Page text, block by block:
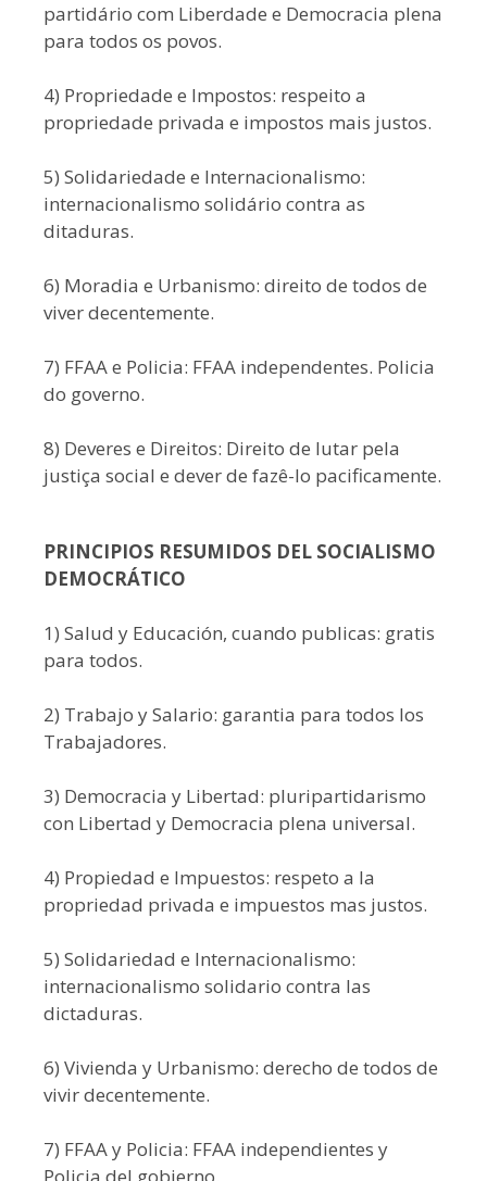
partidário com Liberdade e Democracia plena
para todos os povos.
4) Propriedade e Impostos: respeito a
propriedade privada e impostos mais justos.
5) Solidariedade e Internacionalismo:
internacionalismo solidário contra as
ditaduras.
6) Moradia e Urbanismo: direito de todos de
viver decentemente.
7) FFAA e Policia: FFAA independentes. Policia
do governo.
8) Deveres e Direitos: Direito de lutar pela
justiça social e dever de fazê-lo pacificamente.
PRINCIPIOS RESUMIDOS DEL SOCIALISMO
DEMOCRÁTICO
1) Salud y Educación, cuando publicas: gratis
para todos.
2) Trabajo y Salario: garantia para todos los
Trabajadores.
3) Democracia y Libertad: pluripartidarismo
con Libertad y Democracia plena universal.
4) Propiedad e Impuestos: respeto a la
propriedad privada e impuestos mas justos.
5) Solidariedad e Internacionalismo:
internacionalismo solidario contra las
dictaduras.
6) Vivienda y Urbanismo: derecho de todos de
vivir decentemente.
7) FFAA y Policia: FFAA independientes y